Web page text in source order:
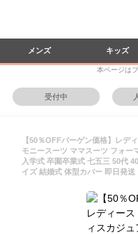
メンズ キッズ
本ページは
受付中
【50％OFFバーゲン価格】レデ
モニースーツ ママスーツ フォー
入学式 卒園卒業式 七五三 50代
イズ 結婚式 体型カバー 即日発送